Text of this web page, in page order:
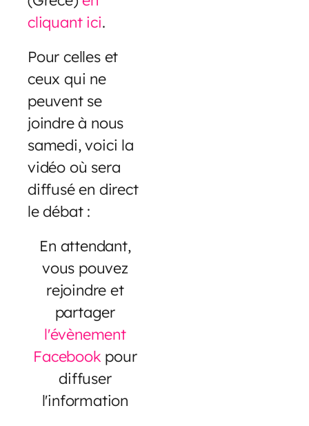
cliquant ici.
Pour celles et
ceux qui ne
peuvent se
joindre à nous
samedi, voici la
vidéo où sera
diffusé en direct
le débat :
En attendant,
vous pouvez
rejoindre et
partager
l'évènement
Facebook pour
diffuser
l'information